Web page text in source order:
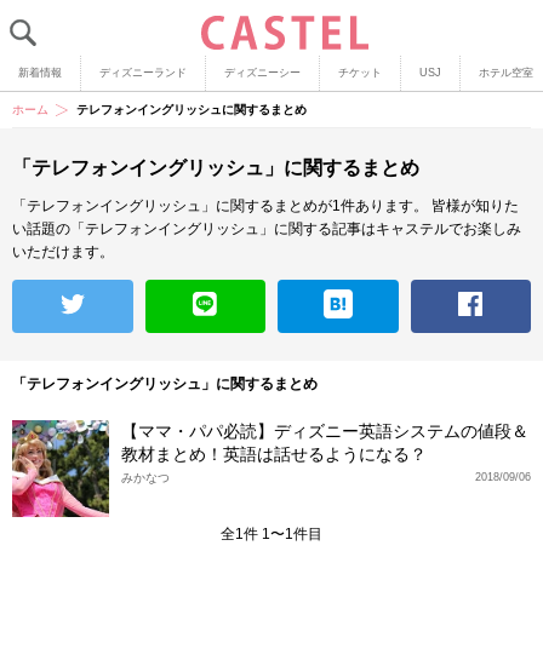
新着情報 ディズニーランド ディズニーシー チケット USJ ホテル空室
ホーム テレフォンイングリッシュに関するまとめ
「テレフォンイングリッシュ」に関するまとめ
「テレフォンイングリッシュ」に関するまとめが1件あります。
皆様が知りた
い話題の「テレフォンイングリッシュ」に関する記事はキャステルでお楽しみ
いただけます。
「テレフォンイングリッシュ」に関するまとめ
【ママ・パパ必読】ディズニー英語システムの値段＆
教材まとめ！英語は話せるようになる？
2018/09/06
みかなつ
全1件 1〜1件目